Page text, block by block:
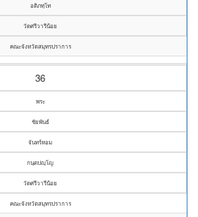
อติภทฺโท
วัดศรีวารีน้อย
คณะจังหวัดสมุทรปราการ
36
พระ
ชัยพันธ์
จันทร์หอม
กนฺตปญฺโญ
วัดศรีวารีน้อย
คณะจังหวัดสมุทรปราการ